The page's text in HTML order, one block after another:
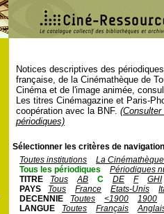
Notices descriptives des
française, de la Cinémathèque de
Cinéma et de l'image animée,
Les titres Cinémagazine et Paris-
coopération avec la BNF.
périodiques)
Sélectionner les critères de
Toutes institutions
La
Tous les périodiques
Périodiques
TITRE
Tous AB C DE F
GHI
PAYS
Tous France Etats-Unis
DECENNIE
Toutes <1900
1900
LANGUE
Toutes Français